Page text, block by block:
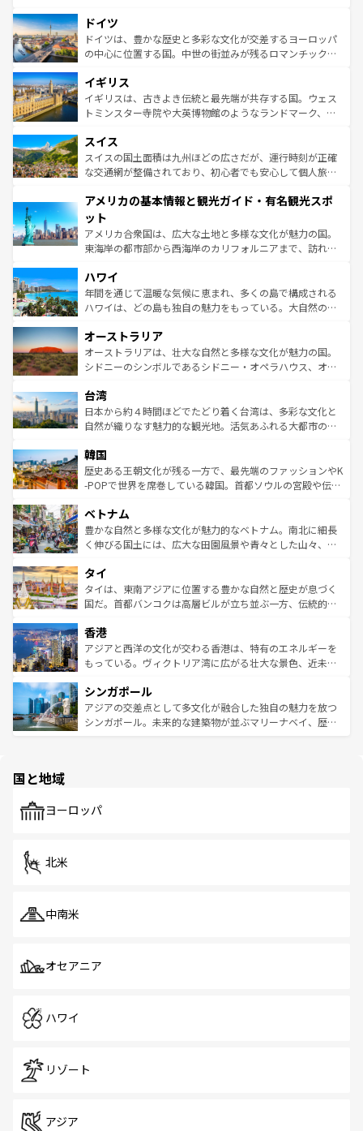
せる。地方によって風土や気候が異なるスペインはその個
性で訪れる人を魅了する。 なお、新着のスペイン情報は コ
ンテンツ一覧を参照してほしい。
で、幅広い魅力が詰まっている。華麗な宮殿、歴史的な大
聖堂、美しいビーチ、そして豊かな自然が、訪れる者を心
から魅了する。また、フランスは美食の国としても知ら
いる。シャンパンの発祥地であるランス、プロヴァンスの
香り高いラベンダー畑など、多彩な楽しみ方が可能だ。さ
らに、パリ以外の地域にも魅力が溢れており、どの街角に
れる地方に足を運ぶとそれぞれで全く異なる文化を体験で
きるだろう。 なお、新着のフランス情報はコンテンツ一覧
を参照してほしい。
ドイツ
ドイツは、豊かな歴史と多彩な文化が交差するヨーロッパ
の中心に位置する国。中世の街並みが残るロマンチック街
顔を持つこの国は、どこを歩いても飽きることがない。ベ
ルリンの文化的活気、バイエルン州のアルプスの絶景、そ
してライン川沿いのワイン畑といった風景は必見。ビール
は、お酒好きな人にはぜひ体験してほしい。 なお、新着の
ドイツ情報はコンテンツ一覧を参照してほしい。
イギリス
イギリスは、古きよき伝統と最先端が共存する国。ウェス
トミンスター寺院や大英博物館のようなランドマーク、歴
リアごとに異なる魅力がある。また、優雅なアフタヌーン
ティー、ビール好きにはたまらない英国パブ、サッカー観
戦など、本場だからこそできる体験も豊富。イギリスを旅
ンツ一覧を参照してほしい。
スイス
スイスの国土面積は九州ほどの広さだが、運行時刻が正確
な交通網が整備されており、初心者でも安心して個人旅行
の建物がそのまま残る町や、スイスならではのユニークな
博物館もあり、アルプス観光だけでなく町歩きも満喫する
ことができる。国民の所得が高いため物価も高いが、旅行
者向けの交通パス提供のサービスもあり、うまく活用すれ
着のスイス情報は
アメリカの基本情報と観光ガイド・有名観光スポ
ット
アメリカ合衆国は、広大な土地と多様な文化が魅力の国。
東海岸の都市部から西海岸のカリフォルニアまで、訪れる
のような巨大都市は、観光、ショッピング、エンターテイ
ンメントが詰まった刺激的なスポットだ。一方、アメリカ
西部には大自然が広がり、グランドキャニオンやイエロー
部のニューオーリンズでは、音楽と美食が融合した独特の
文化が魅力。旅行者はアメリカの各地域で異なる魅力を楽
しみながら、その多様性と豊かな歴史を感じることができ
ならではの贅沢な旅のスタイルだ。 なお、新着のアメリカ
情報はコンテンツ一覧を参照してほしい。
ハワイ
年間を通じて温暖な気候に恵まれ、多くの島で構成される
ハワイは、どの島も独自の魅力をもっている。大自然の神
ワイ島は見逃せない。また、定番の観光地といえばオアフ
島だが、静かな自然を求めるならマウイ島やカウアイ島が
おすすめ。エメラルドグリーンに輝く海をはじめ、豊かな
れるおもてなしの心で訪れる人々を迎えてくれるハワイの
人々、おいしいローカルフードやハワイアンミュージッ
ク、伝統的なフラダンスなど、すべてがハワイの魅力を彩
ワイを、存分に味わってほしい。 なお、新着のハワイ情報
はコンテンツ一覧を参照してほしい。
オーストラリア
オーストラリアは、壮大な自然と多様な文化が魅力の国。
シドニーのシンボルであるシドニー・オペラハウス、オー
リアリーフや大陸中央部にそびえるウルル（エアーズロッ
ク）、タスマニアの美しい原生林やケアンズの熱帯雨林な
ど、見どころがたくさん。また、カフェやワイン、オージ
いる。アクティビティも充実しており、サーフィンやダイ
ビング、ハイキングなど、アウトドア好きにはたまらな
い。オーストラリアの多彩な魅力を存分に味わいつくそ
参照してほしい。
台湾
日本から約４時間ほどでたどり着く台湾は、多彩な文化と
自然が織りなす魅力的な観光地。活気あふれる大都市の台
ン）、静ひつな山岳地帯である台湾東部など、都市の喧騒
と山間の静けさが共存しており、訪れる人に新しい発見と
驚きをもたらしてくれる。また、奥深い台湾の食文化も魅
容にもいいと評判のスイーツなど、バラエティ豊かな料理
が味わえる。 なお、新着の台湾情報は コンテンツ一覧を参
照してほしい。
韓国
歴史ある王朝文化が残る一方で、最先端のファッションやK
-POPで世界を席巻している韓国。首都ソウルの宮殿や伝統
き、地方に足を延ばせば四季折々の自然美を楽しむことが
できる。そして、キムチや焼肉、絶品のストリートフード
まで、さまざまな韓国料理が待っている。夜には、韓国な
リティに包まれながら、韓国の多彩な魅力を心ゆくまで味
わってみてほしい。 なお、新着の韓国情報はコンテンツ一
覧を参照してほしい。
ベトナム
豊かな自然と多様な文化が魅力的なベトナム。南北に細長
く伸びる国土には、広大な田園風景や青々とした山々、世
急速な発展と共に伝統が息づく。ハノイの古い町並みやホ
ーチミン市のフランス統治時代の建物も、独特の雰囲気を
醸し出している。また、バラエティの豊かさとおいしさで
とつ。フォーやバインミー、ベトナムコーヒーなどは、ぜ
ひ現地で味わいたい。どの地域を訪れてもあたたかい人々
が旅行者を迎えてくれるので、きっと忘れられない旅にな
参照してほしい。
タイ
タイは、東南アジアに位置する豊かな自然と歴史が息づく
国だ。首都バンコクは高層ビルが立ち並ぶ一方、伝統的な
の活気が交差している。北部ではチェンマイなどの山岳地
帯で自然と触れ合い、南部ではプーケットやクラビの美し
いビーチでリゾート気分を楽しむことができる。タイ料理
激する。気候は一年中温暖で、どの季節にも異なる楽しみ
が待っている。親しみやすいタイの人々、仏教を中心とし
た文化、そして多様な観光資源が、訪れる旅人を魅了し続
香港
アジアと西洋の文化が交わる香港は、特有のエネルギーを
もっている。ヴィクトリア湾に広がる壮大な景色、近未来
み、どこを訪れても感動するはず。観光スポットが密集し
ており、効率よく見どころを回れるのも魅力。息をのむよ
うな絶景から文化的な体験まで、香港を存分に楽しみ尽く
シンガポール
アジアの交差点として多文化が融合した独自の魅力を放つ
シンガポール。未来的な建築物が並ぶマリーナベイ、歴史
で、ホーカーズは地元の風情を楽しめる外せないスポット
国と地域
ヨーロッパ
北米
中南米
オセアニア
ハワイ
リゾート
アジア